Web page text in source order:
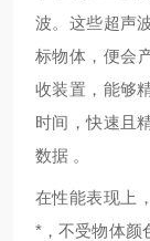
波。这些超声
标物体，便会
收装置，能够
时间，快速且
数据 。
在性能表现上
*，不受物体颜